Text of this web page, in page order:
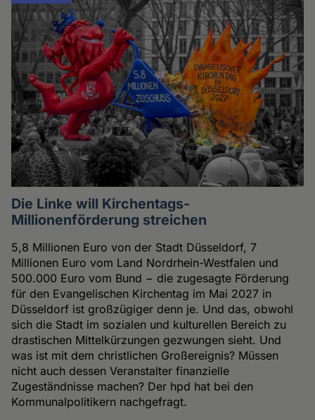
Die Linke will Kirchentags-
Millionenförderung streichen
5,8 Millionen Euro von der Stadt Düsseldorf, 7
Millionen Euro vom Land Nordrhein-Westfalen und
500.000 Euro vom Bund − die zugesagte Förderung
für den Evangelischen Kirchentag im Mai 2027 in
Düsseldorf ist großzügiger denn je. Und das, obwohl
sich die Stadt im sozialen und kulturellen Bereich zu
drastischen Mittelkürzungen gezwungen sieht. Und
was ist mit dem christlichen Großereignis? Müssen
nicht auch dessen Veranstalter finanzielle
Zugeständnisse machen? Der hpd hat bei den
Kommunalpolitikern nachgefragt.